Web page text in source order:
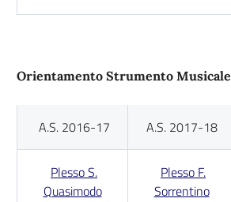
Orientamento Strumento Musicale
A.S. 2016-17 A.S. 2017-18
Plesso S.
Quasimodo
Plesso F.
Sorrentino